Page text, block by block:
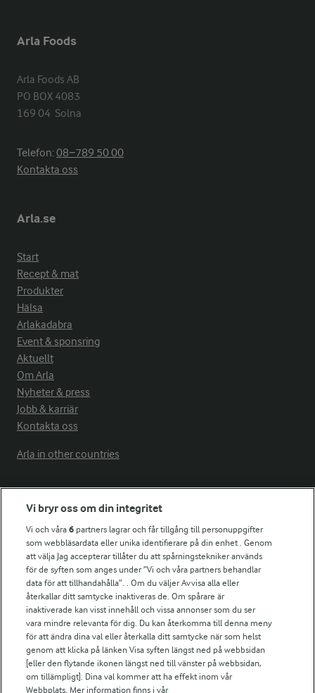
Arla Foods
Arla Foods AB
PO BOX 4083
169 04  Solna
Telefon:08−789 50 00
Kontakta oss
Arla.se
Start
Recept & mat
Produkter
Hälsa
Arlakadabra
Event & sponsring
Aktuellt
Om Arla
Nyheter & press
Jobb & karriär
Kontakta oss
Arla in other countries
Fler Arlasajter
För ägare
Arlas kundportal
Arla.com
Falbygdens Ost
Arla webbshop
Bildbank
Följ oss
Vi bryr oss om din integritet
Vi och våra6 partners lagrar och får tillgång till personuppgifter
som webbläsardata eller unika identifierare på din enhet . Genom
att välja Jag accepterar tillåter du att spårningstekniker används
för de syften som anges under ”Vi och våra partners behandlar
data för att tillhandahålla”. . Om du väljer Avvisa alla eller
återkallar ditt samtycke inaktiveras de. Om spårare är
inaktiverade kan visst innehåll och vissa annonser som du ser
vara mindre relevanta för dig. Du kan återkomma till denna meny
för att ändra dina val eller återkalla ditt samtycke när som helst
genom att klicka på länken Visa syften längst ned på webbsidan
[eller den flytande ikonen längst ned till vänster på webbsidan,
om tillämpligt]. Dina val kommer att ha effekt inom vår
Webbplats. Mer information finns i vår